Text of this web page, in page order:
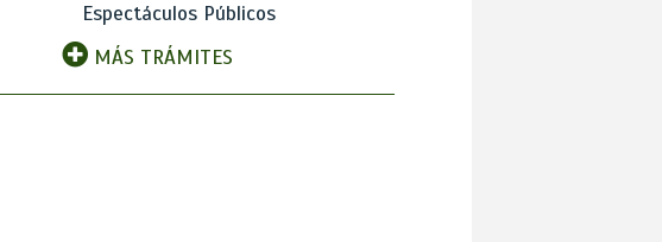
Espectáculos Públicos
MÁS TRÁMITES